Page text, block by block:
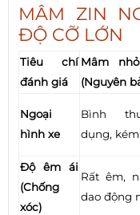
MÂM ZIN
ĐỘ CỠ LỚN
Tiêu chí
đánh giá
Mâm
(Nguyên
Ngoại
hình xe
Bình
dụng,
Độ êm ái
(Chống
xóc)
Rất êm,
dao động